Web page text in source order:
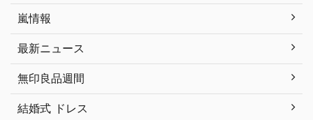
嵐情報
最新ニュース
無印良品週間
結婚式 ドレス